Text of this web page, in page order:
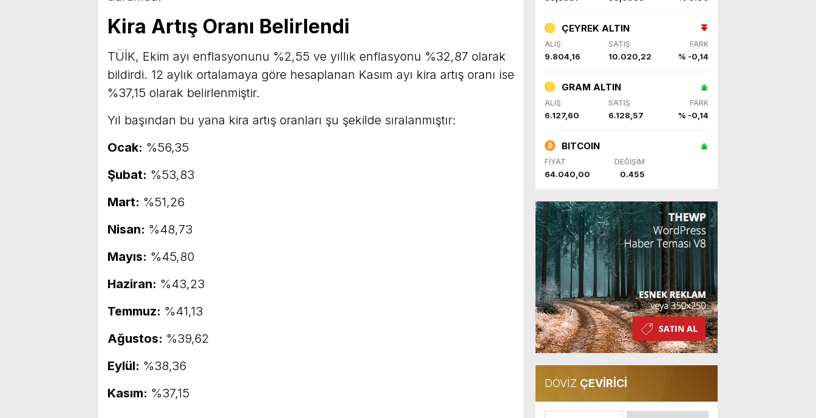
Kira Artış Oranı Belirlendi
TÜİK, Ekim ayı enflasyonunu %2,55 ve yıllık enflasyonu %32,87 olarak
bildirdi. 12 aylık ortalamaya göre hesaplanan Kasım ayı kira artış oranı ise
%37,15 olarak belirlenmiştir.
Yıl başından bu yana kira artış oranları şu şekilde sıralanmıştır:
Ocak: %56,35
Şubat: %53,83
Mart: %51,26
Nisan: %48,73
Mayıs: %45,80
Haziran: %43,23
Temmuz: %41,13
Ağustos: %39,62
Eylül: %38,36
Kasım: %37,15
ÇEYREK ALTIN
ALIŞ SATIŞ FARK
9.804,16 10.020,22 % -0,14
GRAM ALTIN
ALIŞ SATIŞ FARK
6.127,60 6.128,57 % -0,14
BITCOIN
FİYAT DEĞİŞİM
64.040,00 0.455
DÖVİZ ÇEVİRİCİ